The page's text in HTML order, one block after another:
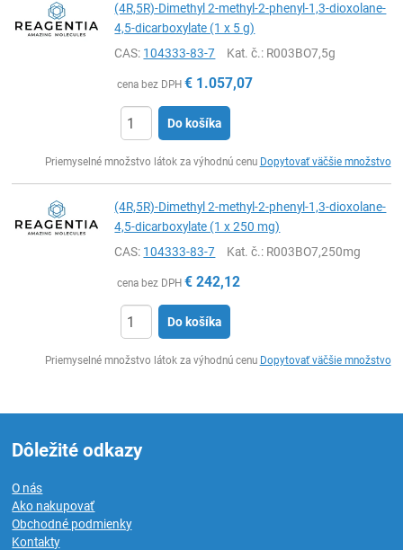
(4R,5R)-Dimethyl 2-methyl-2-phenyl-1,3-dioxolane-
4,5-dicarboxylate (1 x 5 g)
CAS: 104333-83-7 Kat. č.: R003BO7,5g
cena bez DPH € 1.057,07
Do košíka
Priemyselné množstvo látok za výhodnú cenu Dopytovať väčšie množstvo
(4R,5R)-Dimethyl 2-methyl-2-phenyl-1,3-dioxolane-
4,5-dicarboxylate (1 x 250 mg)
CAS: 104333-83-7 Kat. č.: R003BO7,250mg
cena bez DPH € 242,12
Do košíka
Priemyselné množstvo látok za výhodnú cenu Dopytovať väčšie množstvo
Dôležité odkazy
O nás
Ako nakupovať
Obchodné podmienky
Kontakty